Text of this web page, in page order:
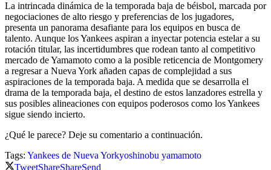
La intrincada dinámica de la temporada baja de béisbol, marcada por
negociaciones de alto riesgo y preferencias de los jugadores,
presenta un panorama desafiante para los equipos en busca de
talento. Aunque los Yankees aspiran a inyectar potencia estelar a su
rotación titular, las incertidumbres que rodean tanto al competitivo
mercado de Yamamoto como a la posible reticencia de Montgomery
a regresar a Nueva York añaden capas de complejidad a sus
aspiraciones de la temporada baja. A medida que se desarrolla el
drama de la temporada baja, el destino de estos lanzadores estrella y
sus posibles alineaciones con equipos poderosos como los Yankees
sigue siendo incierto.
¿Qué le parece? Deje su comentario a continuación.
Tags: Yankees de Nueva Yorkyoshinobu yamamoto
TweetShareShareSend